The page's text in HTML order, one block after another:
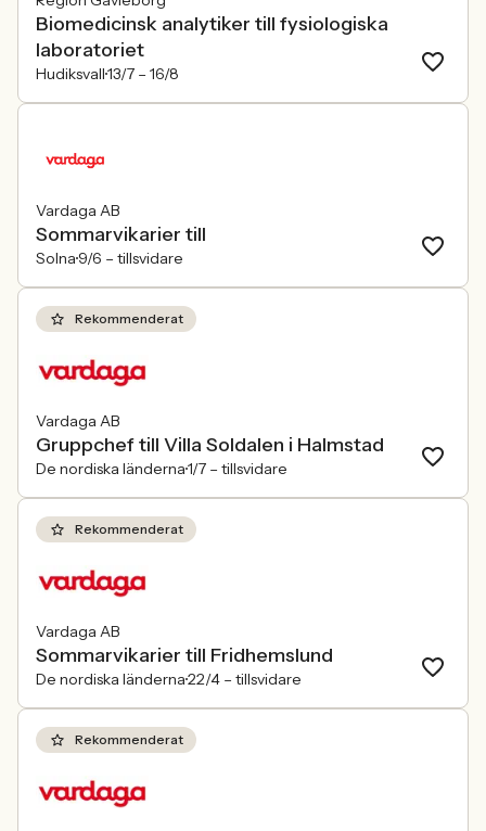
Biomedicinsk analytiker till fysiologiska
laboratoriet
Hudiksvall13/7 – 16/8
Vardaga AB
Sommarvikarier till
Solna 9/6 – tillsvidare
Rekommenderat
Vardaga AB
Gruppchef till Villa Soldalen i Halmstad
De nordiska länderna1/7 – tillsvidare
Rekommenderat
Vardaga AB
Sommarvikarier till Fridhemslund
De nordiska länderna22/4 – tillsvidare
Rekommenderat